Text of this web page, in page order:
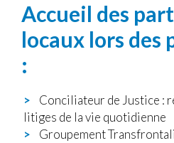
Accueil des
locaux lors des
:
Conciliateur de Justice :
litiges de la vie quotidienne
Groupement